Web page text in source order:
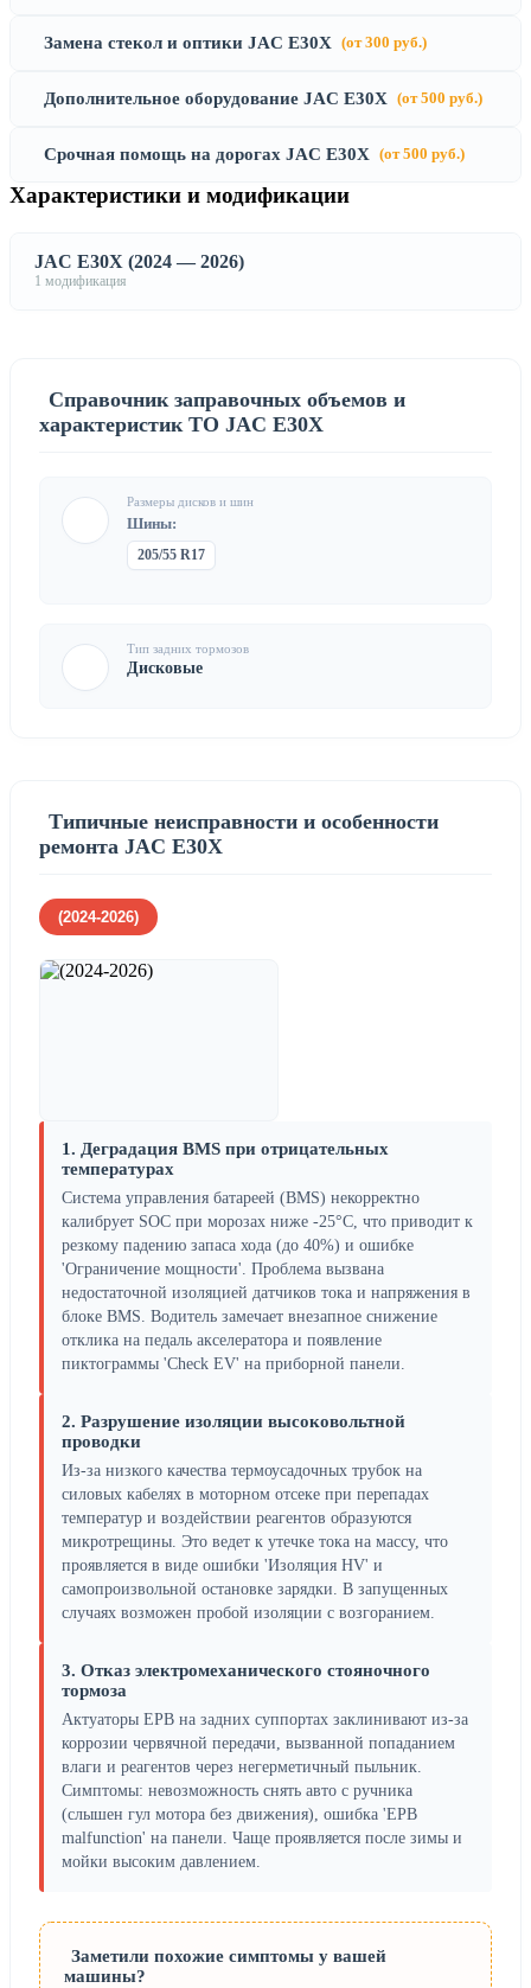
Замена стекол и оптики JAC E30X (от 300 руб.)
Дополнительное оборудование JAC E30X (от 500 руб.)
Срочная помощь на дорогах JAC E30X (от 500 руб.)
Характеристики и модификации
JAC E30X (2024 — 2026)
1 модификация
Справочник заправочных объемов и
характеристик ТО JAC E30X
Размеры дисков и шин
Шины:
205/55 R17
Тип задних тормозов
Дисковые
Типичные неисправности и особенности
ремонта JAC E30X
(2024-2026)
1. Деградация BMS при отрицательных
температурах
Система управления батареей (BMS) некорректно
калибрует SOC при морозах ниже -25°C, что приводит к
резкому падению запаса хода (до 40%) и ошибке
'Ограничение мощности'. Проблема вызвана
недостаточной изоляцией датчиков тока и напряжения в
блоке BMS. Водитель замечает внезапное снижение
отклика на педаль акселератора и появление
пиктограммы 'Check EV' на приборной панели.
2. Разрушение изоляции высоковольтной
проводки
Из-за низкого качества термоусадочных трубок на
силовых кабелях в моторном отсеке при перепадах
температур и воздействии реагентов образуются
микротрещины. Это ведет к утечке тока на массу, что
проявляется в виде ошибки 'Изоляция HV' и
самопроизвольной остановке зарядки. В запущенных
случаях возможен пробой изоляции с возгоранием.
3. Отказ электромеханического стояночного
тормоза
Актуаторы EPB на задних суппортах заклинивают из-за
коррозии червячной передачи, вызванной попаданием
влаги и реагентов через негерметичный пыльник.
Симптомы: невозможность снять авто с ручника
(слышен гул мотора без движения), ошибка 'EPB
malfunction' на панели. Чаще проявляется после зимы и
мойки высоким давлением.
Заметили похожие симптомы у вашей
машины?